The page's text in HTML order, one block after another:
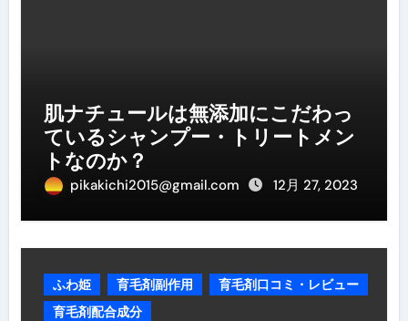
肌ナチュールは無添加にこだわっ
ているシャンプー・トリートメン
トなのか？
pikakichi2015@gmail.com 12月 27, 2023
ふわ姫 育毛剤副作用
育毛剤口コミ・レビュー
育毛剤配合成分